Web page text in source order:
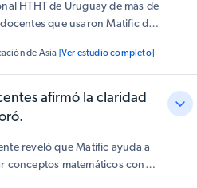
HTHT de Uruguay de más de
que usaron Matific de
y lograronmejoras de
mayores. El estudio
un aliado para los docentes,
de Asia [Ver estudio completo]
afirmó la claridad
reveló que Matific ayuda a
conceptos matemáticos con